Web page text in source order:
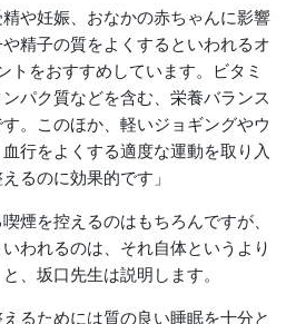
精や妊娠、おなかの赤ちゃんに影響
精子の質をよくするといわれるオ
トをおすすめしています。ビタミ
パク質などを含む、栄養バランス
。このほか、軽いジョギングやウ
行をよくする適度な運動を取り入
るのに効果的です」
煙を控えるのはもちろんですが、
いわれるのは、それ自体というより
、坂口先生は説明します。
えるためには質の良い睡眠を十分と